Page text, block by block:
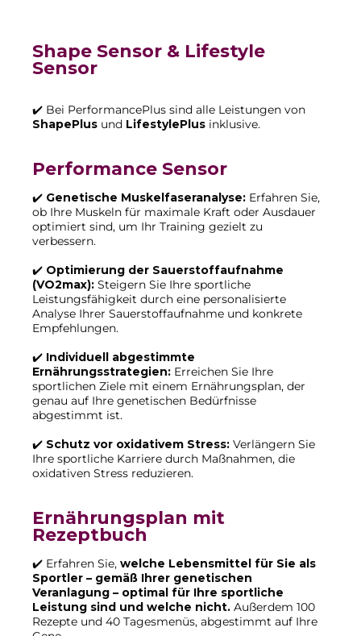
Shape Sensor & Lifestyle
Sensor
✔️ Bei PerformancePlus sind alle Leistungen von
ShapePlus und LifestylePlus inklusive.
Performance Sensor
✔️ Genetische Muskelfaseranalyse: Erfahren Sie,
ob Ihre Muskeln für maximale Kraft oder Ausdauer
optimiert sind, um Ihr Training gezielt zu
verbessern.
✔️ Optimierung der Sauerstoffaufnahme
(VO2max): Steigern Sie Ihre sportliche
Leistungsfähigkeit durch eine personalisierte
Analyse Ihrer Sauerstoffaufnahme und konkrete
Empfehlungen.
✔️ Individuell abgestimmte
Ernährungsstrategien: Erreichen Sie Ihre
sportlichen Ziele mit einem Ernährungsplan, der
genau auf Ihre genetischen Bedürfnisse
abgestimmt ist.
✔️ Schutz vor oxidativem Stress: Verlängern Sie
Ihre sportliche Karriere durch Maßnahmen, die
oxidativen Stress reduzieren.
Ernährungsplan mit
Rezeptbuch
✔️ Erfahren Sie, welche Lebensmittel für Sie als
Sportler – gemäß Ihrer genetischen
Veranlagung – optimal für Ihre sportliche
Leistung sind und welche nicht. Außerdem 100
Rezepte und 40 Tagesmenüs, abgestimmt auf Ihre